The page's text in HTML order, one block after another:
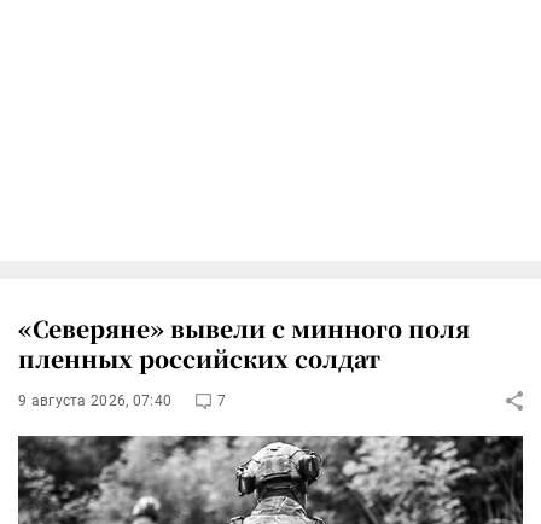
«Северяне» вывели с минного поля
пленных российских солдат
9 августа 2026, 07:40 7